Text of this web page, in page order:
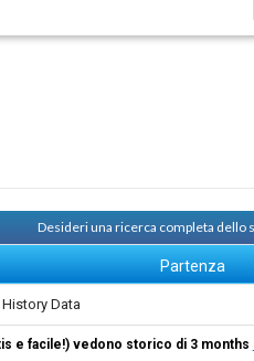
Desideri una ricerca completa dello
Partenza
Data
e facile!) vedono storico di 3 months